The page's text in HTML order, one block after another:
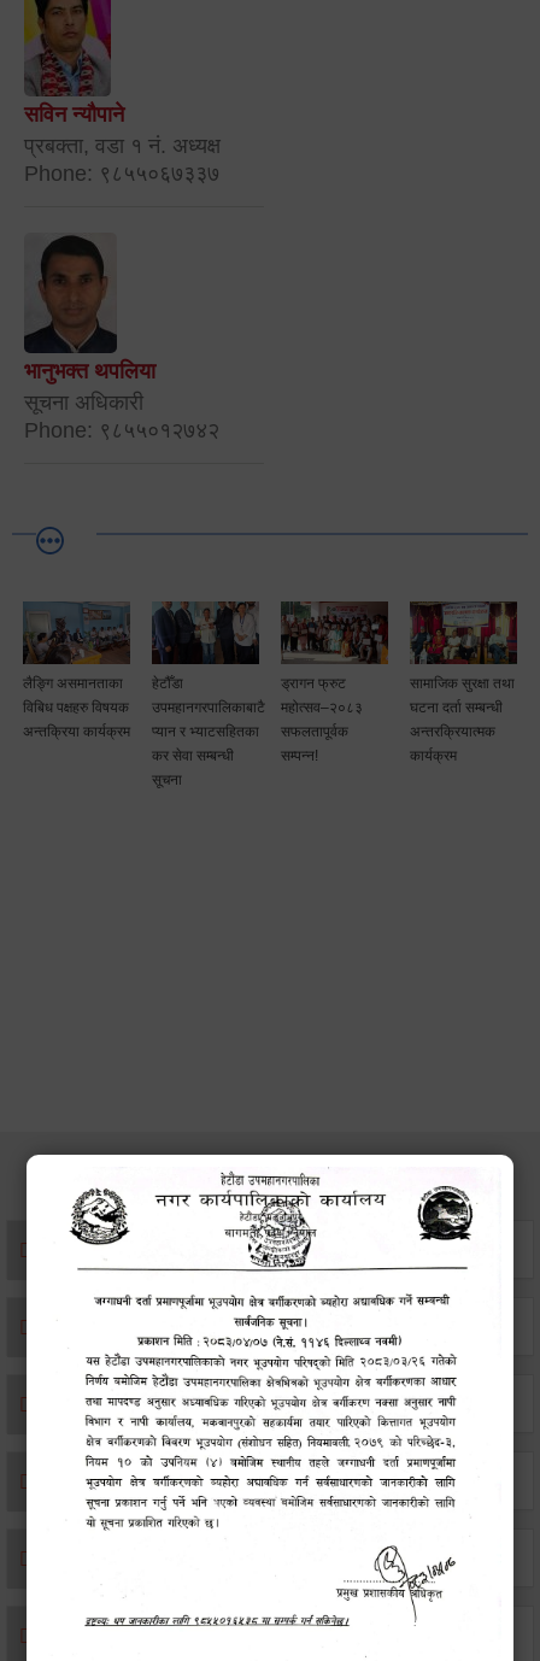
सविन न्यौपाने
प्रबक्ता, वडा १ नं. अध्यक्ष
Phone: ९८५५०६७३३७
भानुभक्त थपलिया
सूचना अधिकारी
Phone: ९८५५०१२७४२
लैङ्गि असमानताका
विबिध पक्षहरु विषयक
अन्तक्रिया कार्यक्रम
हेटौँडा
उपमहानगरपालिकाबाटै
प्यान र भ्याटसहितका
कर सेवा सम्बन्धी
सूचना
ड्रागन फ्रुट
महोत्सव–२०८३
सफलतापूर्वक
सम्पन्न!
सामाजिक सुरक्षा तथा
घटना दर्ता सम्बन्धी
अन्तरक्रियात्मक
कार्यक्रम
सेवाहरु
संस्था दर्ता सिफारिस
एकिकृत सम्पत्ति कर/घर जग्गा कर
विवाह दर्ता
सम्बन्ध विच्छेद दर्ता